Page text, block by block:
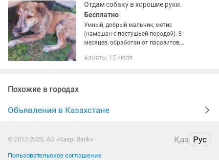
Отдам собаку в хорошие руки.
Бесплатно
Умный, добрый мальчик, метис
(намешан с пастушьей породой). 8
месяцев, обработан от паразитов,
к шлейке и езде на машине. Кушает
Алматы, 15 июля
Похожие в городах
Объявления в Казахстане
© 2012-2026, АО «Kaspi Bank» Қаз Рус
Пользовательское соглашение